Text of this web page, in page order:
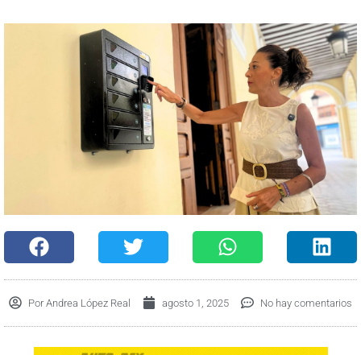
Por Andrea López Real agosto 1, 2025 No hay comentarios